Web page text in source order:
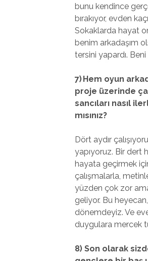
bunu kendince
bırakıyor, evden
Sokaklarda hayat
benim arkadaşım
tersini yapardı.
7) Hem oyun
proje üzerinde
sancıları nasıl
mısınız?
Dört aydır
yapıyoruz. Bir dert
hayata geçirmek
çalışmalarla,
yüzden çok zor
geliyor. Bu
dönemdeyiz. Ve
duygulara mercek
8) Son olarak